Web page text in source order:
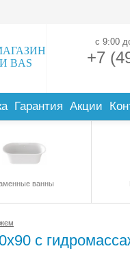
BAS
+7
с 9:00
Гарантия Акции
ванны
с